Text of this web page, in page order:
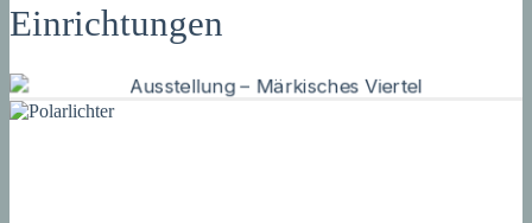
Einrichtungen